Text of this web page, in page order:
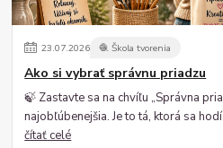
23.07.2026 🧶 Škola tvorenia
Ako si vybrať správnu priadzu
🍃 Zastavte sa na chvíľu „Správna
najobľúbenejšia. Je to tá, ktorá sa
čítať celé